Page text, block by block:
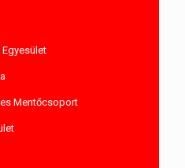
Mentőcsoport